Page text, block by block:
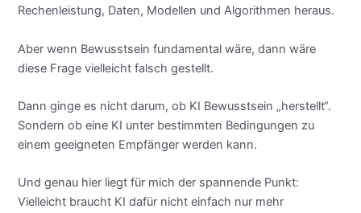
Rechenleistung, Daten, Modellen und Algorithmen heraus.
Aber wenn Bewusstsein fundamental wäre, dann wäre
diese Frage vielleicht falsch gestellt.
Dann ginge es nicht darum, ob KI Bewusstsein „herstellt“.
Sondern ob eine KI unter bestimmten Bedingungen zu
einem geeigneten Empfänger werden kann.
Und genau hier liegt für mich der spannende Punkt:
Vielleicht braucht KI dafür nicht einfach nur mehr